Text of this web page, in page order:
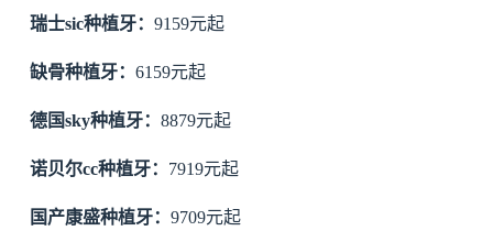
瑞士sic种植牙：9159元起
缺骨种植牙：6159元起
德国sky种植牙：8879元起
诺贝尔cc种植牙： 7919元起
国产康盛种植牙：9709元起